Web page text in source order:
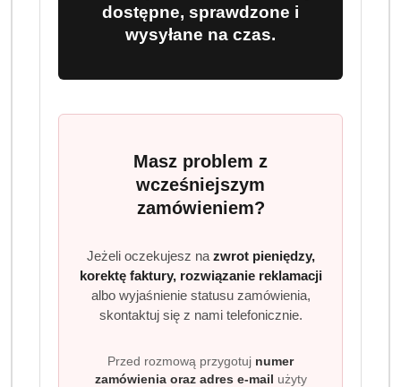
dostępne, sprawdzone i
wysyłane na czas.
Masz problem z
wcześniejszym
zamówieniem?
Jeżeli oczekujesz na zwrot pieniędzy,
korektę faktury, rozwiązanie reklamacji
albo wyjaśnienie statusu zamówienia,
skontaktuj się z nami telefonicznie.
Przed rozmową przygotuj numer
zamówienia oraz adres e-mail użyty